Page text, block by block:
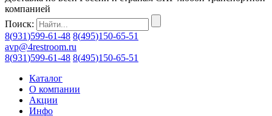
компанией
Поиск:
8(931)599-61-48 8(495)150-65-51
avp@4restroom.ru
8(931)599-61-48 8(495)150-65-51
Каталог
О компании
Акции
Инфо